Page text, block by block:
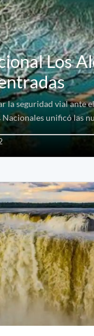
Los
la seguridad vial ante
unificó las